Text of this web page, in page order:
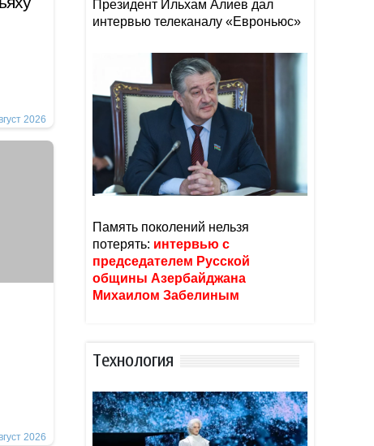
2026
2026
Президент Ильхам Алиев дал
интервью телеканалу «Евроньюс»
Память поколений нельзя
потерять: интервью с
председателем Русской
общины Азербайджана
Михаилом Забелиным
Тexнoлoгия